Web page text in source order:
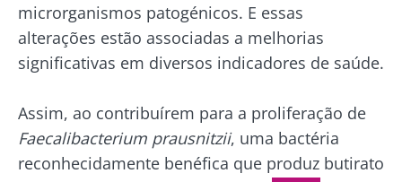
microrganismos patogénicos. E essas
alterações estão associadas a melhorias
significativas em diversos indicadores de saúde.
Assim, ao contribuírem para a proliferação de
Faecalibacterium prausnitzii, uma bactéria
reconhecidamente benéfica que produz butirato